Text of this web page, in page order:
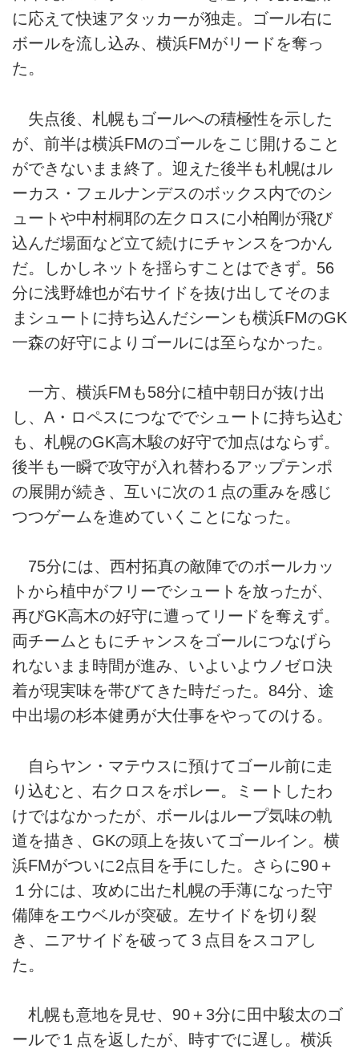
に応えて快速アタッカーが独走。ゴール右に
ボールを流し込み、横浜FMがリードを奪っ
た。
失点後、札幌もゴールへの積極性を示した
が、前半は横浜FMのゴールをこじ開けること
ができないまま終了。迎えた後半も札幌はル
ーカス・フェルナンデスのボックス内でのシ
ュートや中村桐耶の左クロスに小柏剛が飛び
込んだ場面など立て続けにチャンスをつかん
だ。しかしネットを揺らすことはできず。56
分に浅野雄也が右サイドを抜け出してそのま
まシュートに持ち込んだシーンも横浜FMのGK
一森の好守によりゴールには至らなかった。
一方、横浜FMも58分に植中朝日が抜け出
し、A・ロペスにつなででシュートに持ち込む
も、札幌のGK高木駿の好守で加点はならず。
後半も一瞬で攻守が入れ替わるアップテンポ
の展開が続き、互いに次の１点の重みを感じ
つつゲームを進めていくことになった。
75分には、西村拓真の敵陣でのボールカッ
トから植中がフリーでシュートを放ったが、
再びGK高木の好守に遭ってリードを奪えず。
両チームともにチャンスをゴールにつなげら
れないまま時間が進み、いよいよウノゼロ決
着が現実味を帯びてきた時だった。84分、途
中出場の杉本健勇が大仕事をやってのける。
自らヤン・マテウスに預けてゴール前に走
り込むと、右クロスをボレー。ミートしたわ
けではなかったが、ボールはループ気味の軌
道を描き、GKの頭上を抜いてゴールイン。横
浜FMがついに2点目を手にした。さらに90＋
１分には、攻めに出た札幌の手薄になった守
備陣をエウベルが突破。左サイドを切り裂
き、ニアサイドを破って３点目をスコアし
た。
札幌も意地を見せ、90＋3分に田中駿太のゴ
ールで１点を返したが、時すでに遅し。横浜